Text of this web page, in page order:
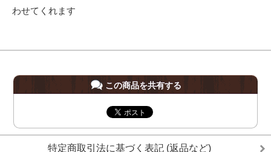
わせてくれます
この商品を共有する
特定商取引法に基づく表記 (返品など)